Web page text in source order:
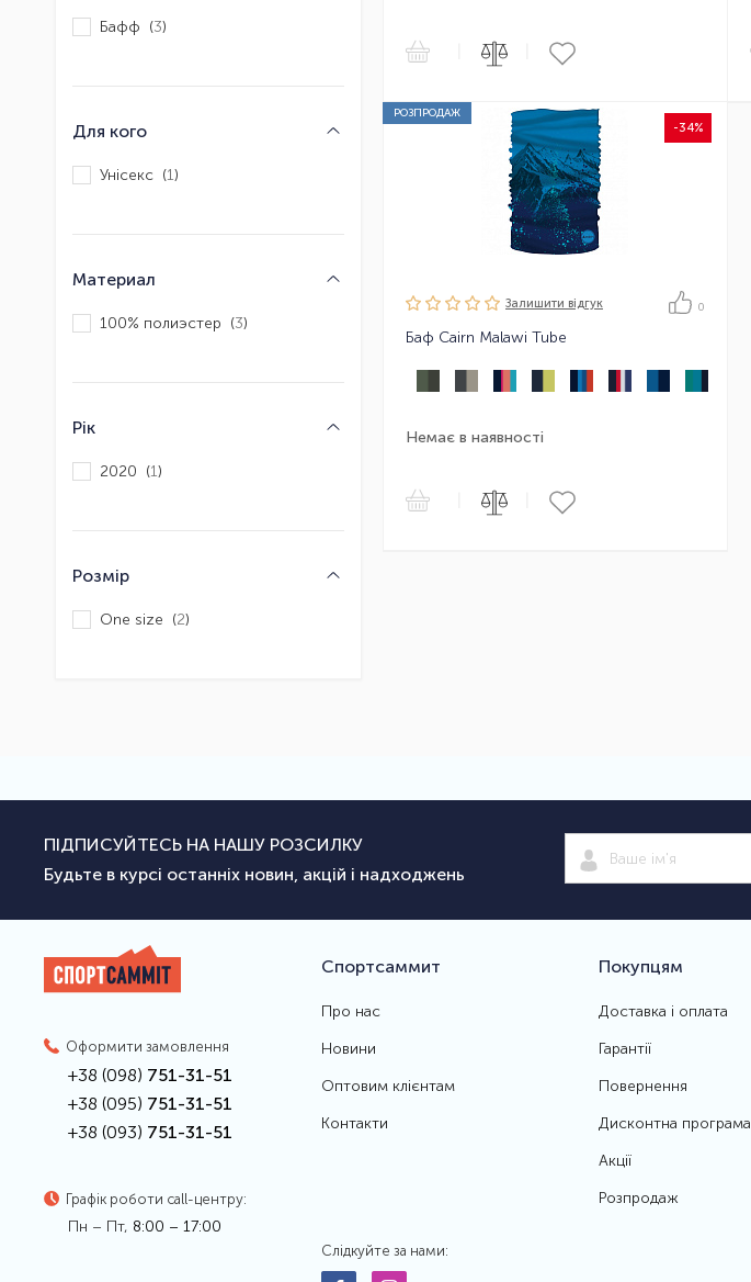
Бафф (3)
Для кого
Унісекс (1)
Материал
100% полиэстер (3)
Рік
2020 (1)
Розмір
One size (2)
РОЗПРОДАЖ
-34%
Залишити вiдгук 0
Баф Cairn Malawi Tube
Немає в наявності
ПІДПИСУЙТЕСЬ НА НАШУ РОЗСИЛКУ
Будьте в курсі останніх новин, акцій і надходжень
Оформити замовлення
+38 (098) 751-31-51
+38 (095) 751-31-51
+38 (093) 751-31-51
Графік роботи call-центру:
Пн – Пт, 8:00 – 17:00
Спортсаммит
Про нас
Новини
Оптовим клієнтам
Контакти
Покупцям
Доставка і оплата
Гарантії
Повернення
Дисконтна програма
Акції
Розпродаж
Слідкуйте за нами: